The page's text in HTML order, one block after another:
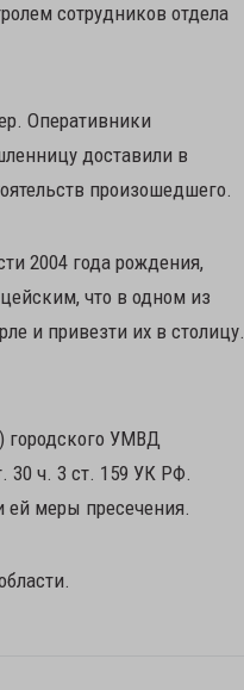
сотрудников отдела
Оперативники
доставили в
произошедшего.
2004 года рождения,
что в одном из
и привезти их в столицу.
городского УМВД
30 ч. 3 ст. 159 УК РФ.
ей меры пресечения.